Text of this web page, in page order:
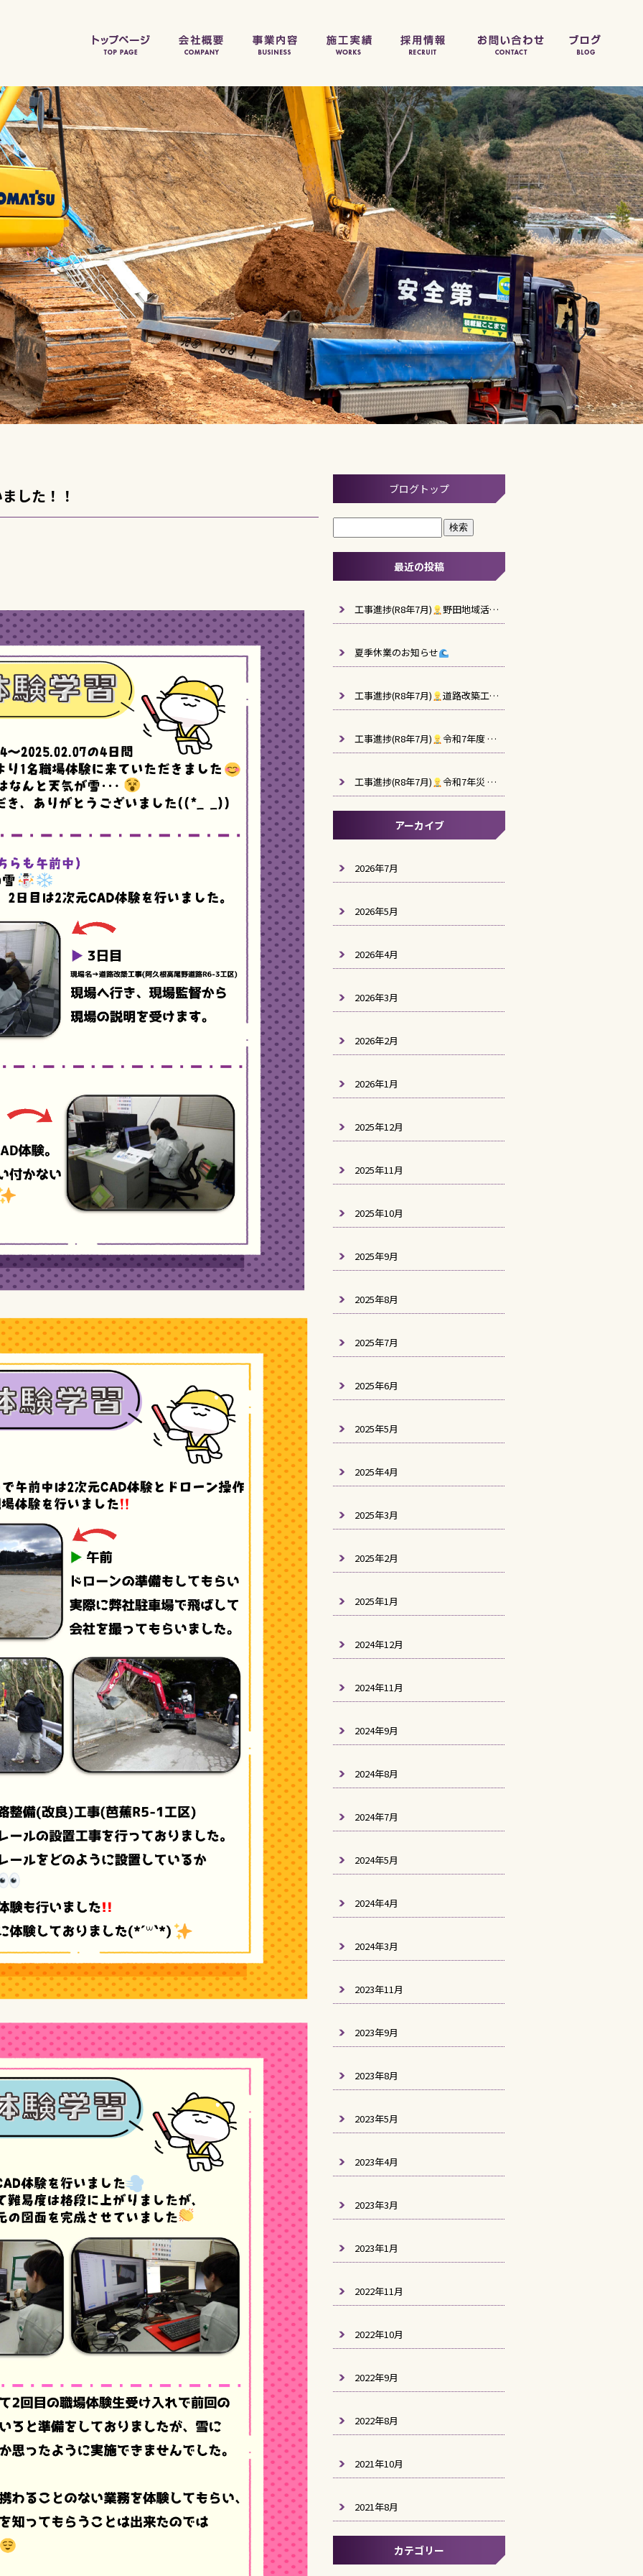
した！！ ブログトップ
最近の投稿
工事進捗(R8年7月) 野田地域活性化施設建築工事
夏季休業のお知らせ
工事進捗(R8年7月) 道路改築工事(阿久根高尾野道路R7-1工区)
工事進捗(R8年7月) 令和7年度 西回り道上り線用駐車場造成工事（2工区）
工事進捗(R8年7月) 令和7年災 第1001号 農業用施設災害復旧工事（別府地区）
アーカイブ
2026年7月
2026年5月
2026年4月
2026年3月
2026年2月
2026年1月
2025年12月
2025年11月
2025年10月
2025年9月
2025年8月
2025年7月
2025年6月
2025年5月
2025年4月
2025年3月
2025年2月
2025年1月
2024年12月
2024年11月
2024年9月
2024年8月
2024年7月
2024年5月
2024年4月
2024年3月
2023年11月
2023年9月
2023年8月
2023年5月
2023年4月
2023年3月
2023年1月
2022年11月
2022年10月
2022年9月
2022年8月
2021年10月
2021年8月
カテゴリー